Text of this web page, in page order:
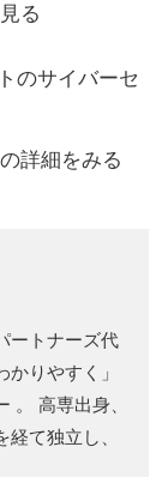
る
のサイバーセ
詳細をみる
ートナーズ代
りやすく」
。 高専出身、
て独立し、